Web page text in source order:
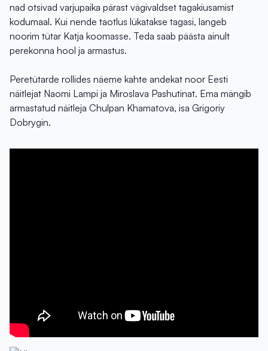
nad otsivad varjupaika pärast vägivaldset tagakiusamist
kodumaal. Kui nende taotlus lükatakse tagasi, langeb
noorim tütar Katja koomasse. Teda saab päästa ainult
perekonna hool ja armastus.
Peretütarde rollides näeme kahte andekat noor Eesti
näitlejat Naomi Lampi ja Miroslava Pashutinat. Ema mängib
armastatud näitleja Chulpan Khamatova, isa Grigoriy
Dobrygin.